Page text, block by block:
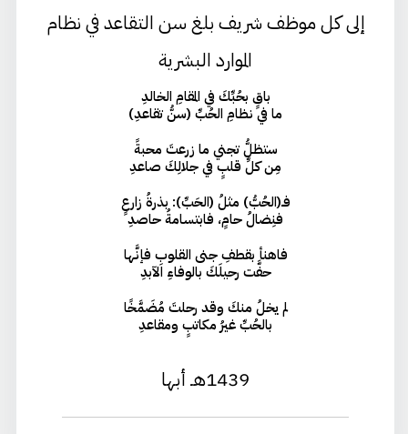
إلى كل موظف شريف بلغ سن التقاعد في نظام
الموارد البشرية
باقٍ بحُبِّكَ في المقامِ الخالدِ
ما في نظامِ الحُبِّ (سنُّ تقاعدِ)
ستظلُّ تجني ما زرعتَ محبةً
مِن كلِّ قلبٍ في جلالِكَ صاعدِ
فـ(الحُبُّ) مثلُ (الحَبِّ): بذرةُ زارعٍ
فنِضالُ حامٍ، فابتسامةُ حاصدِ
فاهنأ بقطفِ جنى القلوبِ فإنَّها
حفَّت رحيلَكَ بالوفاءِ الآبدِ
لم يخلُ منكَ وقد رحلتَ مُضَمَّخًا
بالحُبِّ غيرُ مكاتبٍ ومقاعدِ
1439هـ أبها